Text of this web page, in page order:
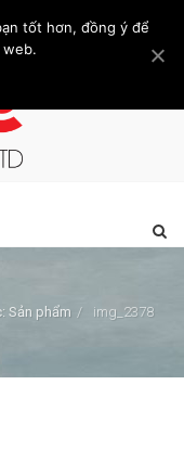
Thành viên
Sản phẩm / img_2378
tốt hơn, đồng ý để